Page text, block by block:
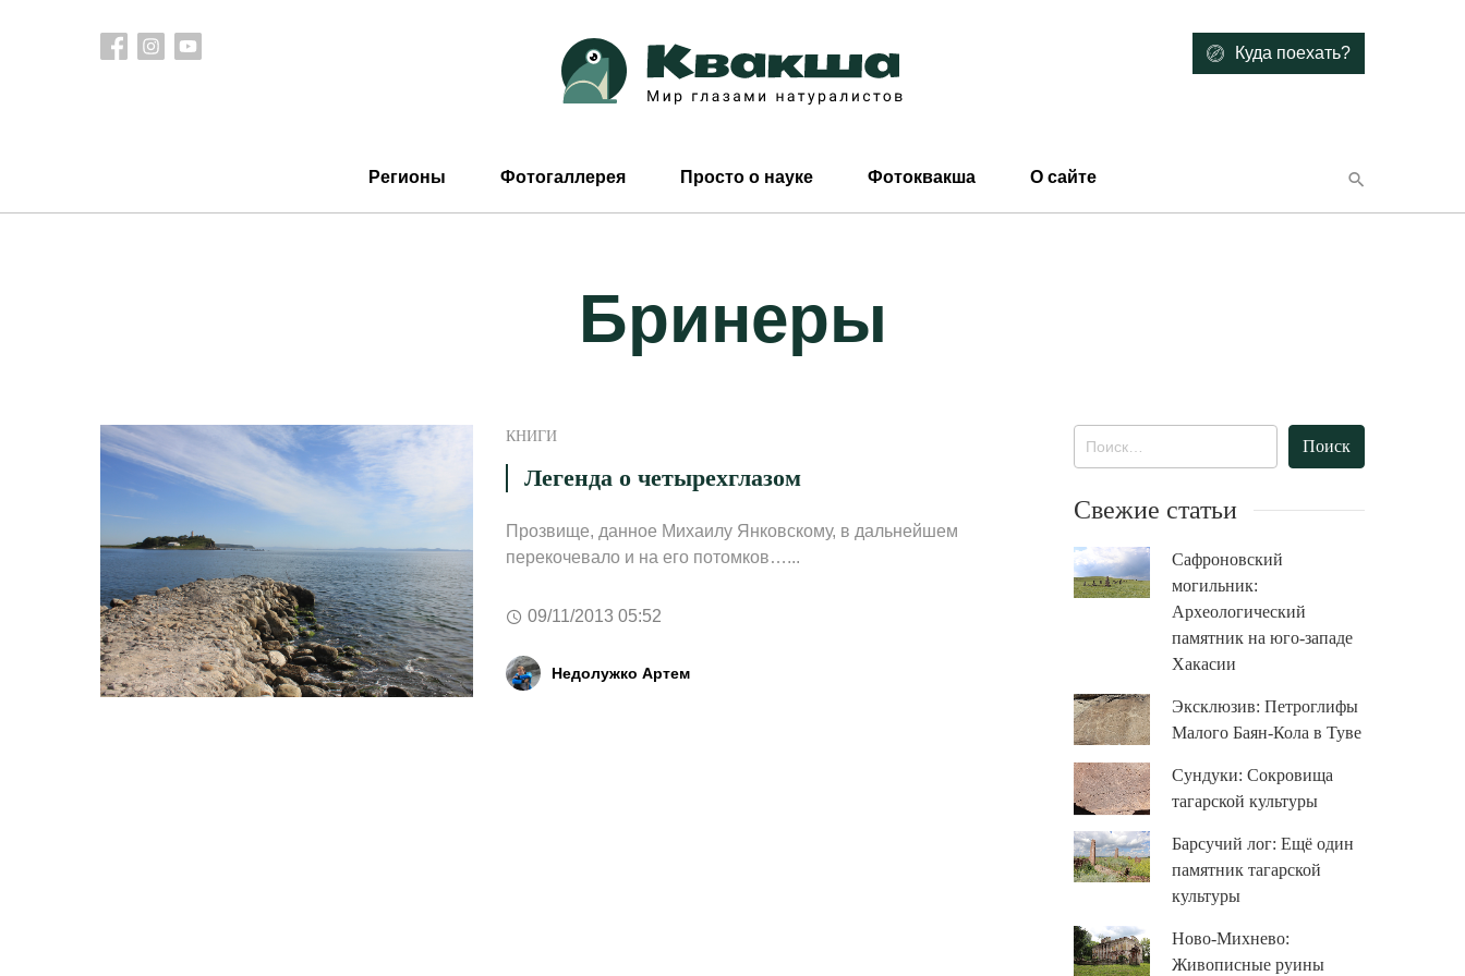
Куда поехать?
Регионы Фотогаллерея Просто о науке Фотоквакша О сайте
Бринеры
КНИГИ
Легенда о четырехглазом
Прозвище, данное Михаилу Янковскому, в дальнейшем
перекочевало и на его потомков…...
09/11/2013 05:52
Недолужко Артем
Свежие статьи
Сафроновский
могильник:
Археологический
памятник на юго-западе
Хакасии
Эксклюзив: Петроглифы
Малого Баян-Кола в Туве
Сундуки: Сокровища
тагарской культуры
Барсучий лог: Ещё один
памятник тагарской
культуры
Ново-Михнево:
Живописные руины